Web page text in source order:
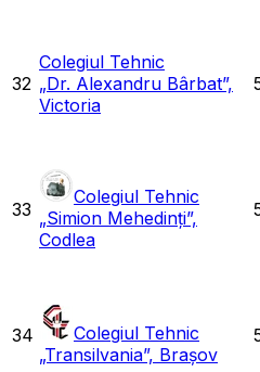
32
Colegiul Tehnic
„Dr. Alexandru Bârbat”,
Victoria
33
Colegiul Tehnic
„Simion Mehedinți”,
Codlea
34
Colegiul Tehnic
„Transilvania”, Brașov